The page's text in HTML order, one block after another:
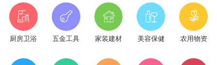
厨房卫浴 五金工具 家装建材 美容保健 农用物资